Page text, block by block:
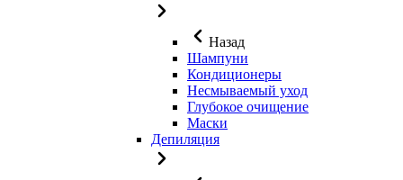
Назад
Шампуни
Кондиционеры
Несмываемый уход
Глубокое очищение
Маски
Депиляция